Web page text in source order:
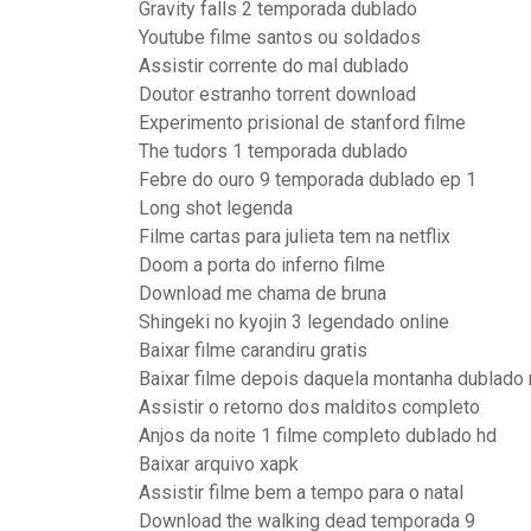
Gravity falls 2 temporada dublado
Youtube filme santos ou soldados
Assistir corrente do mal dublado
Doutor estranho torrent download
Experimento prisional de stanford filme
The tudors 1 temporada dublado
Febre do ouro 9 temporada dublado ep 1
Long shot legenda
Filme cartas para julieta tem na netflix
Doom a porta do inferno filme
Download me chama de bruna
Shingeki no kyojin 3 legendado online
Baixar filme carandiru gratis
Baixar filme depois daquela montanha dublado
Assistir o retorno dos malditos completo
Anjos da noite 1 filme completo dublado hd
Baixar arquivo xapk
Assistir filme bem a tempo para o natal
Download the walking dead temporada 9